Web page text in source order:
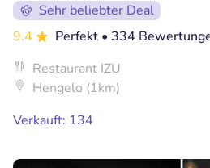
Sehr beliebter Deal
9.4
Perfekt • 334
Restaurant IZU
Hengelo (1km)
Verkauft: 134